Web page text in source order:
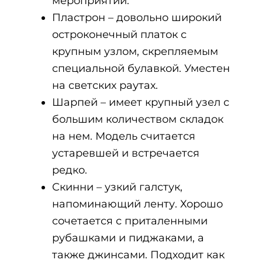
Пластрон – довольно широкий
остроконечный платок с
крупным узлом, скрепляемым
специальной булавкой. Уместен
на светских раутах.
Шарпей – имеет крупный узел с
большим количеством складок
на нем. Модель считается
устаревшей и встречается
редко.
Скинни – узкий галстук,
напоминающий ленту. Хорошо
сочетается с приталенными
рубашками и пиджаками, а
также джинсами. Подходит как